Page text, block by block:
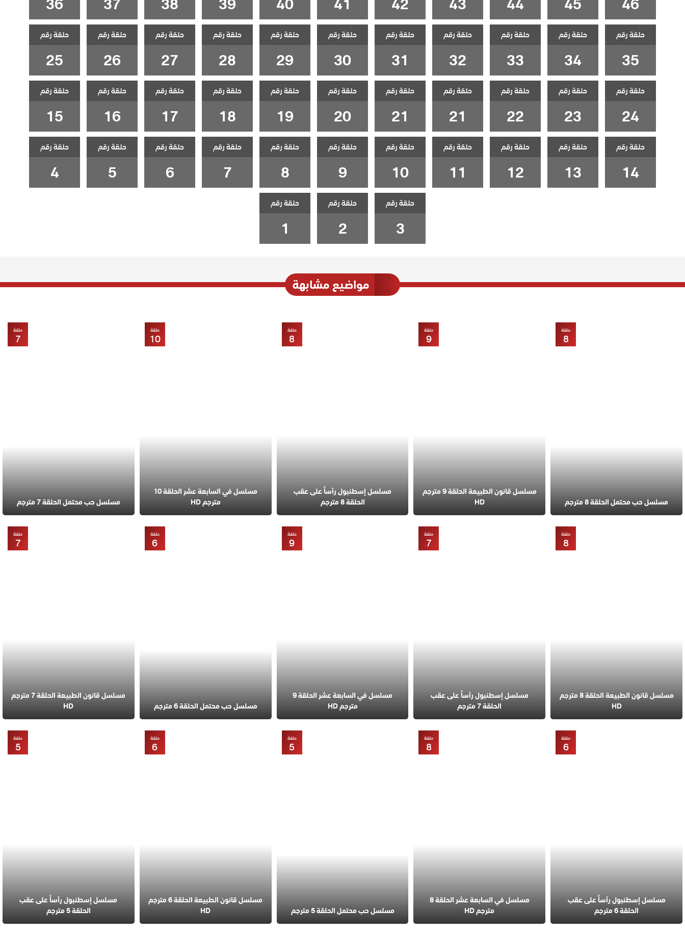
حلقة رقم
35
حلقة رقم
34
حلقة رقم
33
حلقة رقم
32
حلقة رقم
31
حلقة رقم
30
حلقة رقم
29
حلقة رقم
28
حلقة رقم
27
حلقة رقم
26
حلقة رقم
25
حلقة رقم
24
حلقة رقم
23
حلقة رقم
22
حلقة رقم
21
حلقة رقم
21
حلقة رقم
20
حلقة رقم
19
حلقة رقم
18
حلقة رقم
17
حلقة رقم
16
حلقة رقم
15
حلقة رقم
14
حلقة رقم
13
حلقة رقم
12
حلقة رقم
11
حلقة رقم
10
حلقة رقم
9
حلقة رقم
8
حلقة رقم
7
حلقة رقم
6
حلقة رقم
5
حلقة رقم
4
حلقة رقم
3
حلقة رقم
2
حلقة رقم
1
مواضيع مشابهة
مسلسل حب محتمل الحلقة 8 مترجم
حلقة
8
مسلسل قانون الطبيعة الحلقة 9 مترجم
HD
حلقة
9
مسلسل إسطنبول رأساً على عقب
الحلقة 8 مترجم
حلقة
8
مسلسل في السابعة عشر الحلقة 10
مترجم HD
حلقة
10
مسلسل حب محتمل الحلقة 7 مترجم
حلقة
7
مسلسل قانون الطبيعة الحلقة 8 مترجم
HD
حلقة
8
مسلسل إسطنبول رأساً على عقب
الحلقة 7 مترجم
حلقة
7
مسلسل في السابعة عشر الحلقة 9
مترجم HD
حلقة
9
مسلسل حب محتمل الحلقة 6 مترجم
حلقة
6
مسلسل قانون الطبيعة الحلقة 7 مترجم
HD
حلقة
7
مسلسل إسطنبول رأساً على عقب
الحلقة 6 مترجم
حلقة
6
مسلسل في السابعة عشر الحلقة 8
مترجم HD
حلقة
8
مسلسل حب محتمل الحلقة 5 مترجم
حلقة
5
مسلسل قانون الطبيعة الحلقة 6 مترجم
HD
حلقة
6
مسلسل إسطنبول رأساً على عقب
الحلقة 5 مترجم
حلقة
5